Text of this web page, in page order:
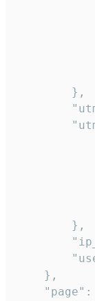
        },
        },
    },
"page":